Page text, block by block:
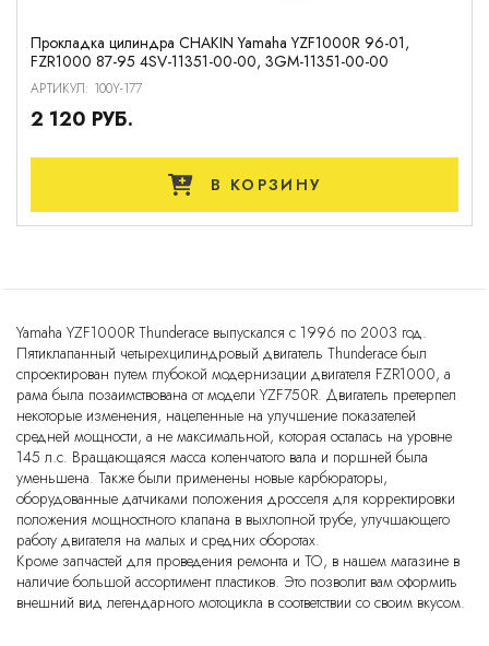
Прокладка цилиндра CHAKIN Yamaha YZF1000R 96-01,
FZR1000 87-95 4SV-11351-00-00, 3GM-11351-00-00
АРТИКУЛ: 100Y-177
2 120 РУБ.
В КОРЗИНУ
Yamaha YZF1000R Thunderace выпускался с 1996 по 2003 год.
Пятиклапанный четырехцилиндровый двигатель Thunderace был
спроектирован путем глубокой модернизации двигателя FZR1000, а
рама была позаимствована от модели YZF750R. Двигатель претерпел
некоторые изменения, нацеленные на улучшение показателей
средней мощности, а не максимальной, которая осталась на уровне
145 л.с. Вращающаяся масса коленчатого вала и поршней была
уменьшена. Также были применены новые карбюраторы,
оборудованные датчиками положения дросселя для корректировки
положения мощностного клапана в выхлопной трубе, улучшающего
работу двигателя на малых и средних оборотах.
Кроме запчастей для проведения ремонта и ТО, в нашем магазине в
наличие большой ассортимент пластиков. Это позволит вам оформить
внешний вид легендарного мотоцикла в соответствии со своим вкусом.